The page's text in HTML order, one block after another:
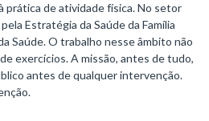
prática de atividade física. No setor
Estratégia da Saúde da Família
Saúde. O trabalho nesse âmbito não
exercícios. A missão, antes de tudo,
antes de qualquer intervenção.